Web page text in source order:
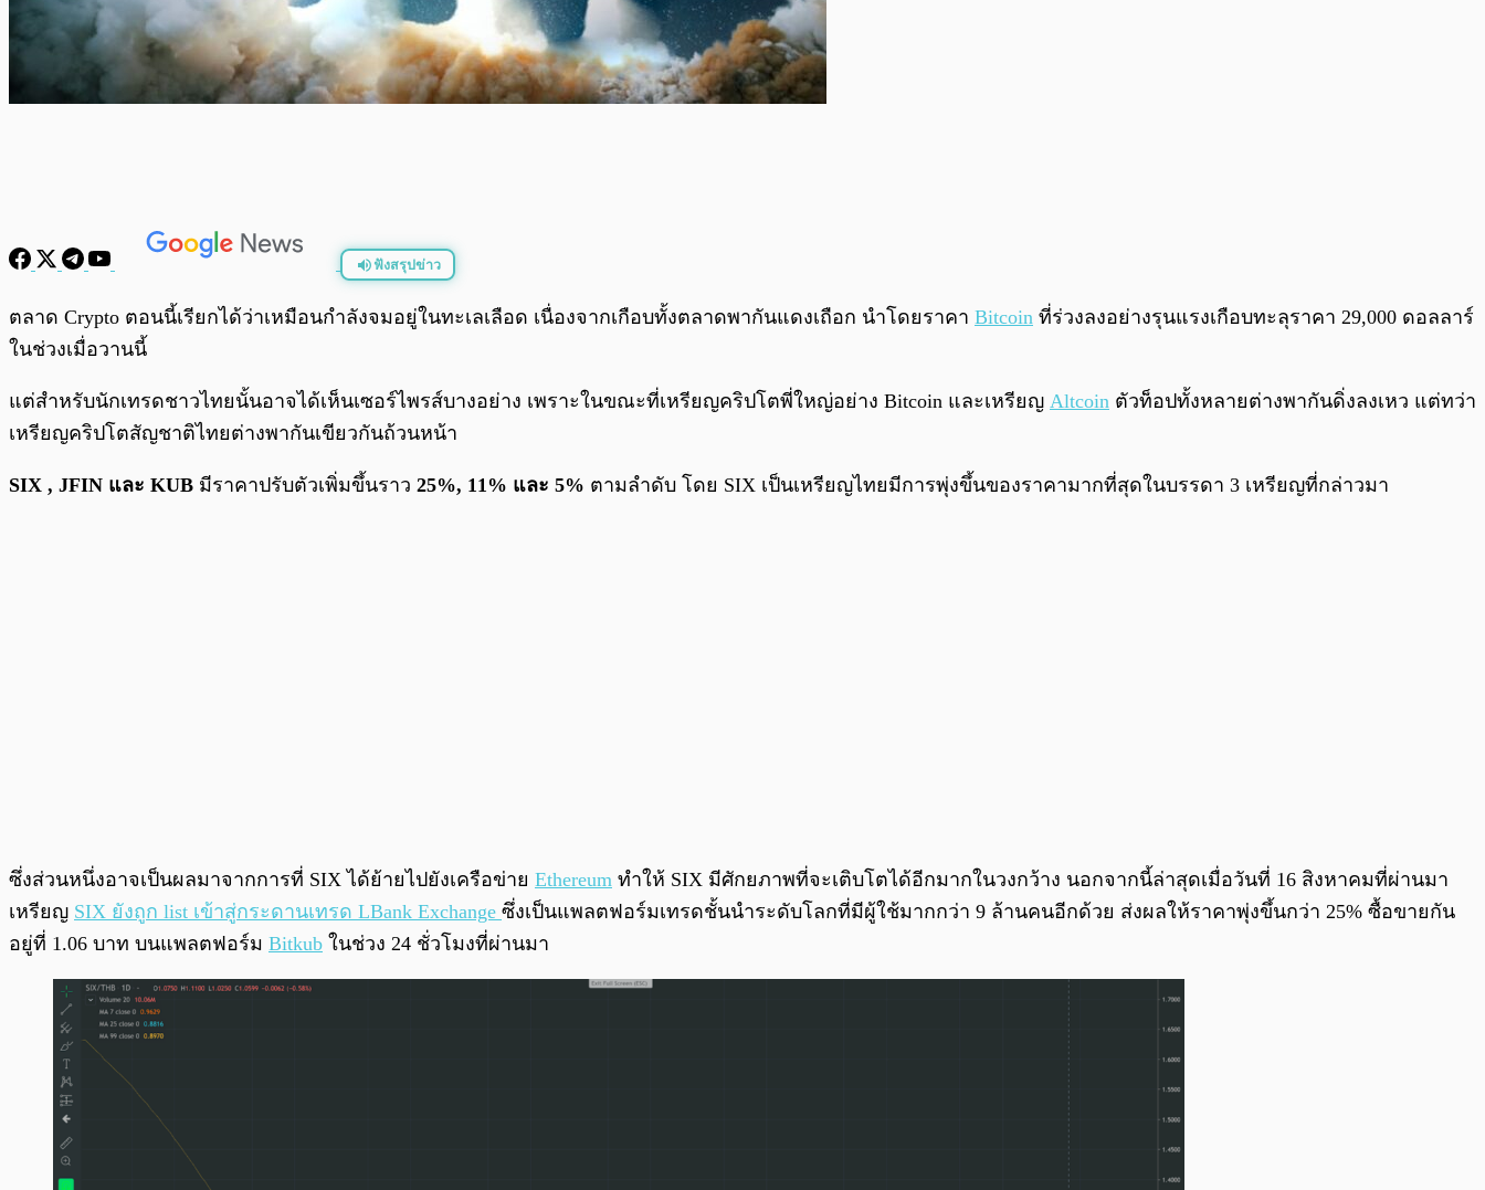
ฟังสรุปข่าว
พร้อมเล่น 0:00 /0:00
ตลาด Crypto ตอนนี้เรียกได้ว่าเหมือนกำลังจมอยู่ในทะเลเลือด เนื่องจากเกือบทั้งตลาดพากันแดงเถือก นำโดยราคา Bitcoin ที่ร่วงลงอย่างรุนแรงเกือบทะลุราคา 29,000 ดอลลาร์
ในช่วงเมื่อวานนี้
แต่สำหรับนักเทรดชาวไทยนั้นอาจได้เห็นเซอร์ไพรส์บางอย่าง เพราะในขณะที่เหรียญคริปโตพี่ใหญ่อย่าง Bitcoin และเหรียญ Altcoin ตัวท็อปทั้งหลายต่างพากันดิ่งลงเหว แต่ทว่า
เหรียญคริปโตสัญชาติไทยต่างพากันเขียวกันถ้วนหน้า
SIX , JFIN และ KUB มีราคาปรับตัวเพิ่มขึ้นราว 25%, 11% และ 5% ตามลำดับ โดย SIX เป็นเหรียญไทยมีการพุ่งขึ้นของราคามากที่สุดในบรรดา 3 เหรียญที่กล่าวมา
ซึ่งส่วนหนึ่งอาจเป็นผลมาจากการที่ SIX ได้ย้ายไปยังเครือข่าย Ethereum ทำให้ SIX มีศักยภาพที่จะเติบโตได้อีกมากในวงกว้าง นอกจากนี้ล่าสุดเมื่อวันที่ 16 สิงหาคมที่ผ่านมา
เหรียญ​ SIX ยังถูก list เข้าสู่กระดานเทรด LBank Exchange ซึ่งเป็นแพลตฟอร์มเทรดชั้นนำระดับโลกที่มีผู้ใช้มากกว่า 9 ล้านคนอีกด้วย ส่งผลให้ราคาพุ่งขึ้นกว่า 25% ซื้อขายกัน
อยู่ที่ 1.06 บาท บนแพลตฟอร์ม Bitkub ในช่วง 24 ชั่วโมงที่ผ่านมา